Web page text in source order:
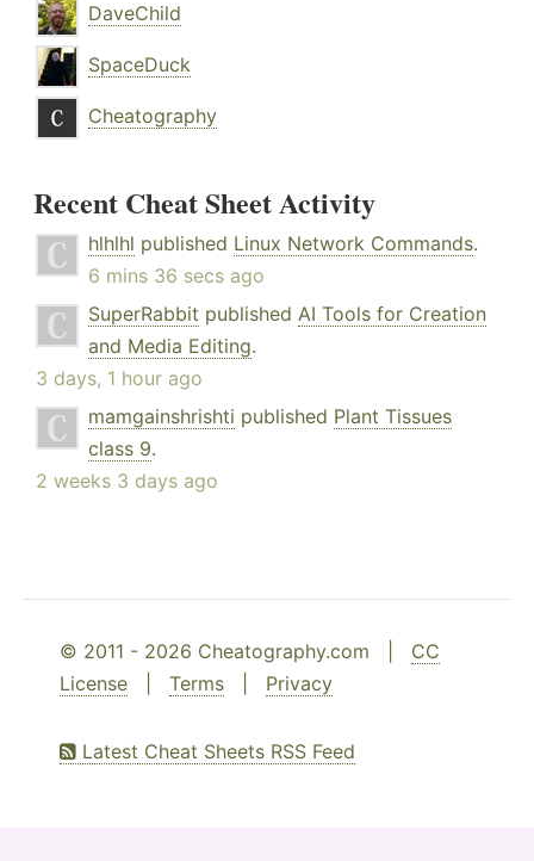
DaveChild
SpaceDuck
Cheatography
Recent Cheat Sheet Activity
hlhlhl published Linux Network Commands.
6 mins 36 secs ago
SuperRabbit published AI Tools for Creation
and Media Editing.
3 days, 1 hour ago
mamgainshrishti published Plant Tissues
class 9.
2 weeks 3 days ago
© 2011 - 2026 Cheatography.com | CC
License
Terms Privacy
Latest Cheat Sheets RSS Feed